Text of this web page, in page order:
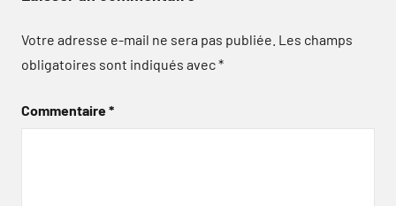
Votre adresse e-mail ne sera pas publiée. Les champs
obligatoires sont indiqués avec*
Commentaire*